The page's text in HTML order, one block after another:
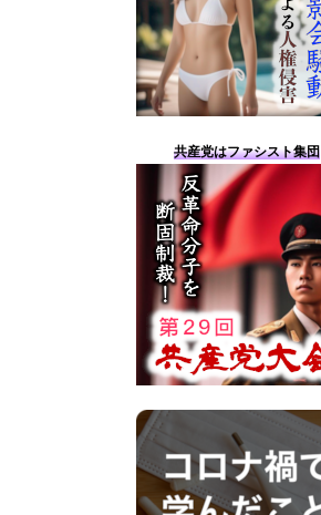
共産党はファシスト集団